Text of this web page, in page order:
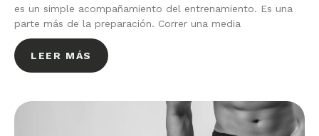
es un simple acompañamiento del entrenamiento. Es una
parte más de la preparación. Correr una media
LEER MÁS